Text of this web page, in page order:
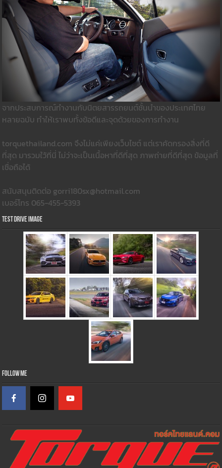
จากประสบการณ์ทำงานกับนิตยสารรถยนต์ชั้นนำของประเทศไทย
หลายฉบับ ทำให้เราพบทั้งข้อดีและจุดด้วยของการทำงาน
torquethailand.com จึงไม่แค่เพียงเว็บไซต์ แต่เราคัดกรองสิ่งที่ดี
ที่สุด มารวมใว้ที่นี่ ไม่ว่าจะเป็นเนื้อหาที่ดีที่สุด ภาพถ่ายที่ดีที่สุด ข้อมูลที่
เชื่อถือได้
สนับสนุนติดต่อ gorri180sx@hotmail.com
เบอร์โทร 065-455-5393
Test Drive Image
Follow Me